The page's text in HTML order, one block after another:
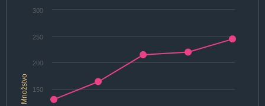
Množstvo 150
200
250
300